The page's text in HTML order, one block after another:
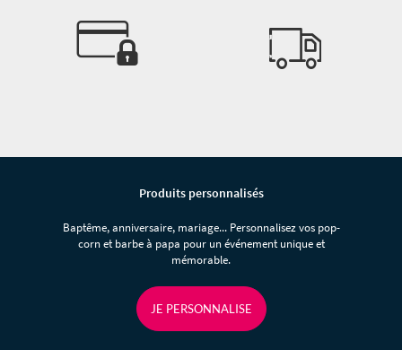
Produits personnalisés
Baptême, anniversaire, mariage... Personnalisez vos pop-
corn et barbe à papa pour un événement unique et
mémorable.
JE PERSONNALISE